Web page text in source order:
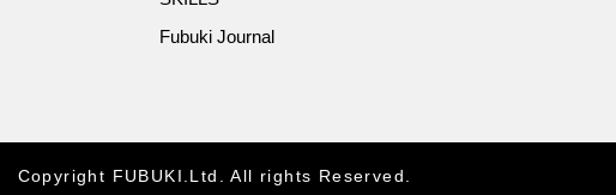
Fubuki Journal
Copyright FUBUKI.Ltd. All rights Reserved.